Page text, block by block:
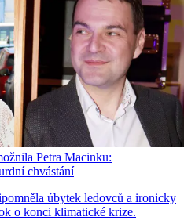
Petra Macinku:
chvástání
úbytek ledovců a ironicky
o konci klimatické krize.